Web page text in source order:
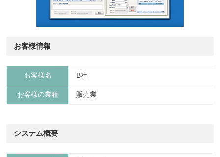
お客様情報
お客様名 B社
お客様の業種 販売業
システム概要